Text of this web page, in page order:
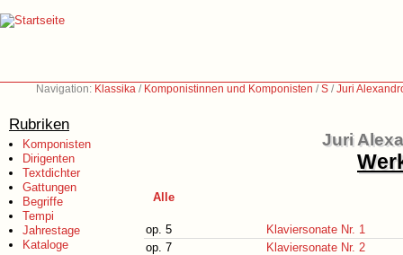
Navigation: Klassika / Komponistinnen und Komponisten /S /Juri
Rubriken
Komponisten
Dirigenten
Textdichter
Gattungen
Begriffe
Tempi
Jahrestage
Kataloge
Juri
Alle
op. 5
Klaviersonate Nr. 1
op. 7
Klaviersonate Nr. 2